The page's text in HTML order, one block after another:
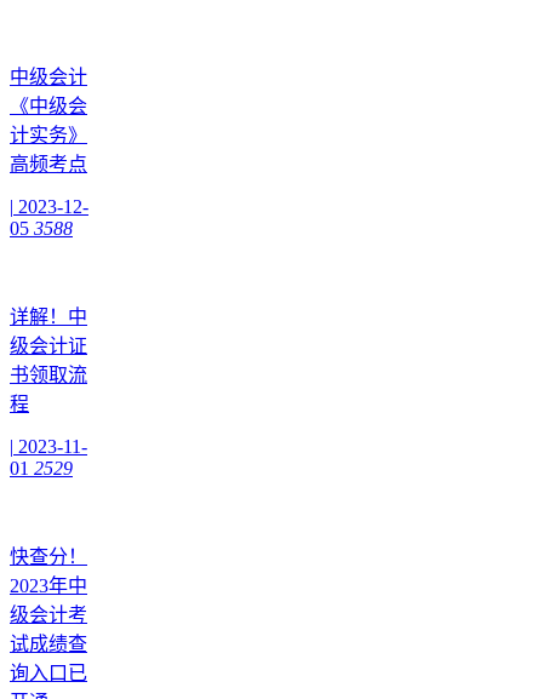
中级会计
《中级会
计实务》
高频考点
| 2023-12-
05 3588
详解！中
级会计证
书领取流
程
| 2023-11-
01 2529
快查分！
2023年中
级会计考
试成绩查
询入口已